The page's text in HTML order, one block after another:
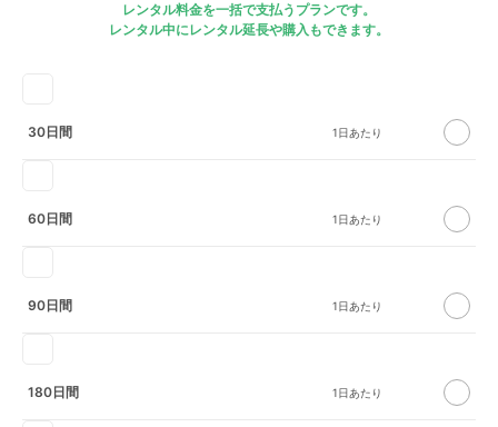
レンタル料金を一括で支払うプランです。
レンタル中にレンタル延長や購入もできます。
30日間
60日間
90日間
180日間